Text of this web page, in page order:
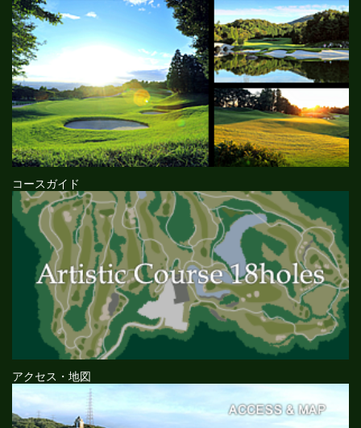
コースガイド
アクセス・地図